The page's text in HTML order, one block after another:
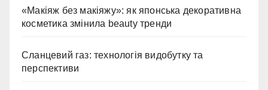
«Макіяж без макіяжу»: як японська декоративна
косметика змінила beauty тренди
Сланцевий газ: технологія видобутку та
перспективи